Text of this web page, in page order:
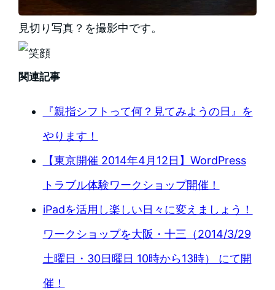
見切り写真？を撮影中です。
関連記事
『親指シフトって何？見てみようの日』を
やります！
【東京開催 2014年4月12日】WordPress
トラブル体験ワークショップ開催！
iPadを活用し楽しい日々に変えましょう！
ワークショップを大阪・十三（2014/3/29
土曜日・30日曜日 10時から13時） にて開
催！